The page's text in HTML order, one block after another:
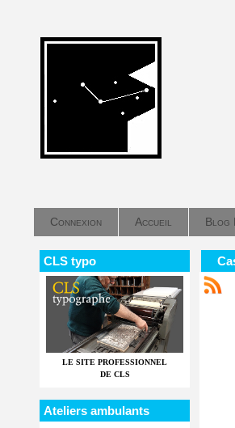
Connexion Accueil Blog
CLS typo
LE SITE PROFESSIONNEL
DE CLS
Ateliers ambulants